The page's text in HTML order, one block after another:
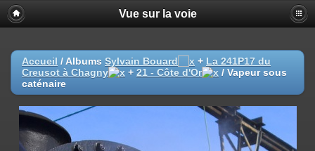
Vue sur la voie
Accueil / Albums Sylvain Bouard + La 241P17 du
Creusot à Chagny
+ 21 - Côte d'Or / Vapeur sous
caténaire